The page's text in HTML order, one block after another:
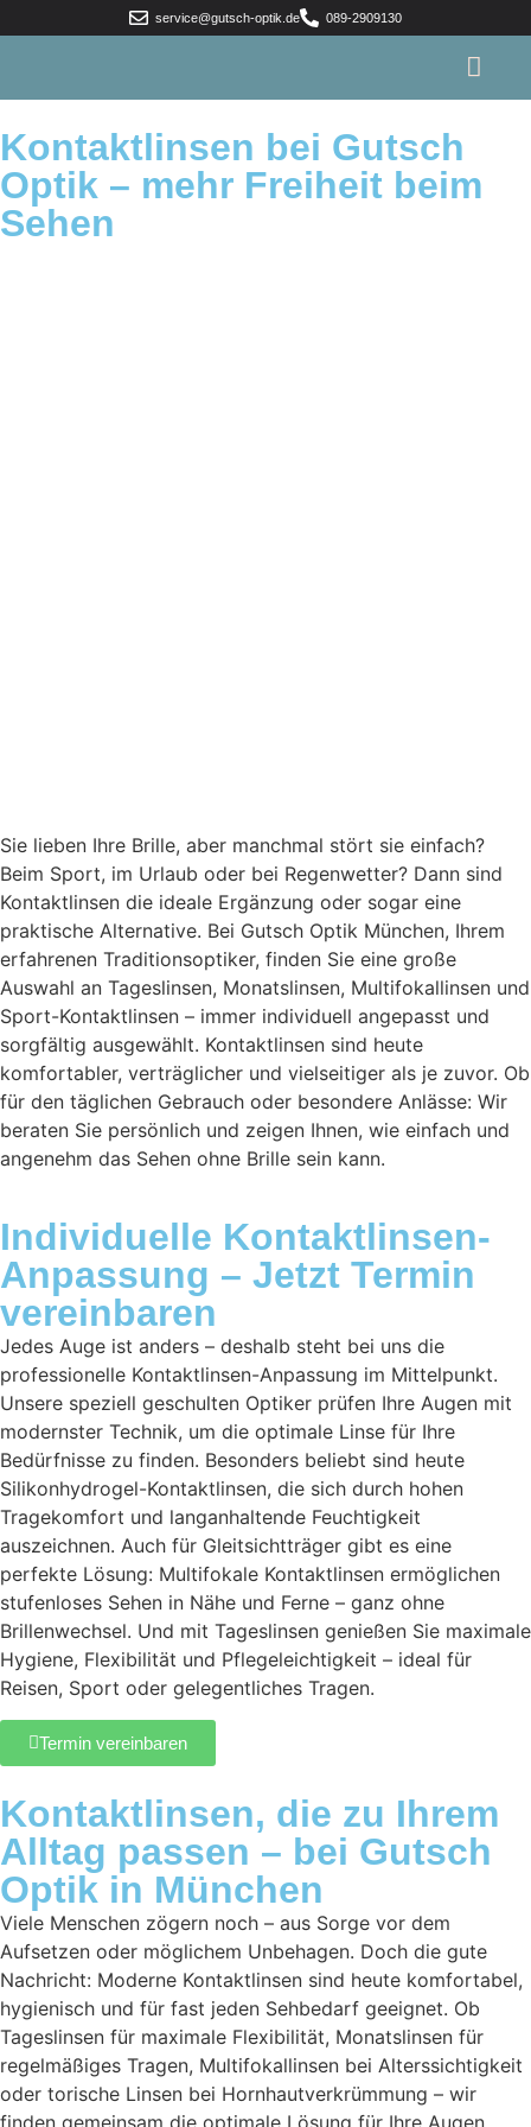
service@gutsch-optik.de 089-2909130
Kontaktlinsen bei Gutsch
Optik – mehr Freiheit beim
Sehen
Sie lieben Ihre Brille, aber manchmal stört sie einfach?
Beim Sport, im Urlaub oder bei Regenwetter? Dann sind
Kontaktlinsen die ideale Ergänzung oder sogar eine
praktische Alternative. Bei Gutsch Optik München, Ihrem
erfahrenen Traditionsoptiker, finden Sie eine große
Auswahl an Tageslinsen, Monatslinsen, Multifokallinsen und
Sport-Kontaktlinsen – immer individuell angepasst und
sorgfältig ausgewählt. Kontaktlinsen sind heute
komfortabler, verträglicher und vielseitiger als je zuvor. Ob
für den täglichen Gebrauch oder besondere Anlässe: Wir
beraten Sie persönlich und zeigen Ihnen, wie einfach und
angenehm das Sehen ohne Brille sein kann.
Individuelle Kontaktlinsen-
Anpassung – Jetzt Termin
vereinbaren
Jedes Auge ist anders – deshalb steht bei uns die
professionelle Kontaktlinsen-Anpassung im Mittelpunkt.
Unsere speziell geschulten Optiker prüfen Ihre Augen mit
modernster Technik, um die optimale Linse für Ihre
Bedürfnisse zu finden. Besonders beliebt sind heute
Silikonhydrogel-Kontaktlinsen, die sich durch hohen
Tragekomfort und langanhaltende Feuchtigkeit
auszeichnen. Auch für Gleitsichtträger gibt es eine
perfekte Lösung: Multifokale Kontaktlinsen ermöglichen
stufenloses Sehen in Nähe und Ferne – ganz ohne
Brillenwechsel. Und mit Tageslinsen genießen Sie maximale
Hygiene, Flexibilität und Pflegeleichtigkeit – ideal für
Reisen, Sport oder gelegentliches Tragen.
Termin vereinbaren
Kontaktlinsen, die zu Ihrem
Alltag passen – bei Gutsch
Optik in München
Viele Menschen zögern noch – aus Sorge vor dem
Aufsetzen oder möglichem Unbehagen. Doch die gute
Nachricht: Moderne Kontaktlinsen sind heute komfortabel,
hygienisch und für fast jeden Sehbedarf geeignet. Ob
Tageslinsen für maximale Flexibilität, Monatslinsen für
regelmäßiges Tragen, Multifokallinsen bei Alterssichtigkeit
oder torische Linsen bei Hornhautverkrümmung – wir
finden gemeinsam die optimale Lösung für Ihre Augen.